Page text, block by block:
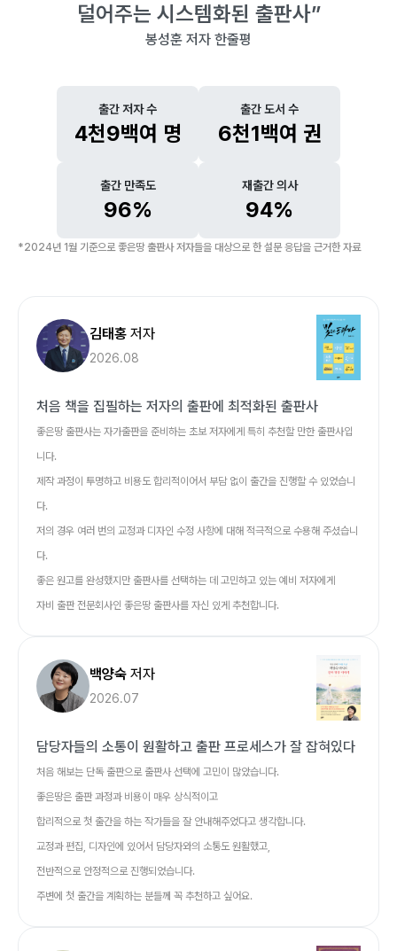
덜어주는 시스템화된 출판사”
봉성훈 저자 한줄평
출간 저자 수
4천9백여 명
출간 도서 수
6천1백여 권
출간 만족도
96%
재출간 의사
94%
*2024년 1월 기준으로 좋은땅 출판사 저자들을 대상으로 한 설문 응답을 근거한 자료
김태홍 저자
2026.08
처음 책을 집필하는 저자의 출판에 최적화된 출판사
좋은땅 출판사는 자가출판을 준비하는 초보 저자에게 특히 추천할 만한 출판사입
니다.
제작 과정이 투명하고 비용도 합리적이어서 부담 없이 출간을 진행할 수 있었습니
다.
저의 경우 여러 번의 교정과 디자인 수정 사항에 대해 적극적으로 수용해 주셨습니
다.
좋은 원고를 완성했지만 출판사를 선택하는 데 고민하고 있는 예비 저자에게
자비 출판 전문회사인 좋은땅 출판사를 자신 있게 추천합니다.
백양숙 저자
2026.07
담당자들의 소통이 원활하고 출판 프로세스가 잘 잡혀있다
처음 해보는 단독 출판으로 출판사 선택에 고민이 많았습니다.
좋은땅은 출판 과정과 비용이 매우 상식적이고
합리적으로 첫 출간을 하는 작가들을 잘 안내해주었다고 생각합니다.
교정과 편집, 디자인에 있어서 담당자와의 소통도 원활했고,
전반적으로 안정적으로 진행되었습니다.
주변에 첫 출간을 계획하는 분들께 꼭 추천하고 싶어요.